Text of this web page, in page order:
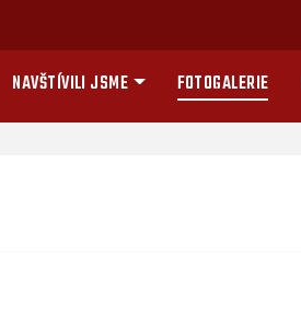
NAVŠTÍVILI JSME FOTOGALERIE